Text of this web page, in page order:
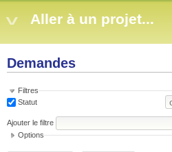
Aller à un projet...
Demandes
Filtres
Statut
Ajouter le filtre
Options